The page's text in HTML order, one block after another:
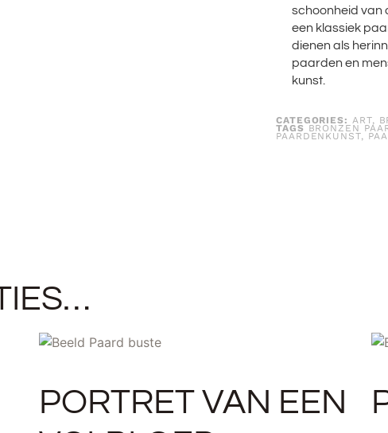
schoonheid van
een klassiek
dienen als
paarden en
kunst.
CATEGORIES: ART,
TAGS BRONZEN
PAARDENKUNST,
PORTRET VAN EEN